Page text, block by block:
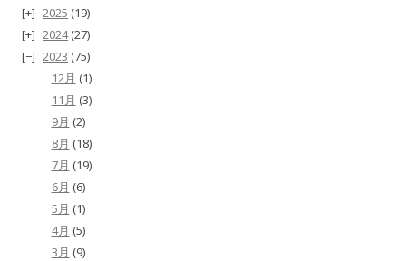
2025 (19)
2024(27)
2023 (75)
12月 (1)
11月 (3)
9月 (2)
8月 (18)
7月 (19)
6月 (6)
5月 (1)
4月 (5)
3月 (9)